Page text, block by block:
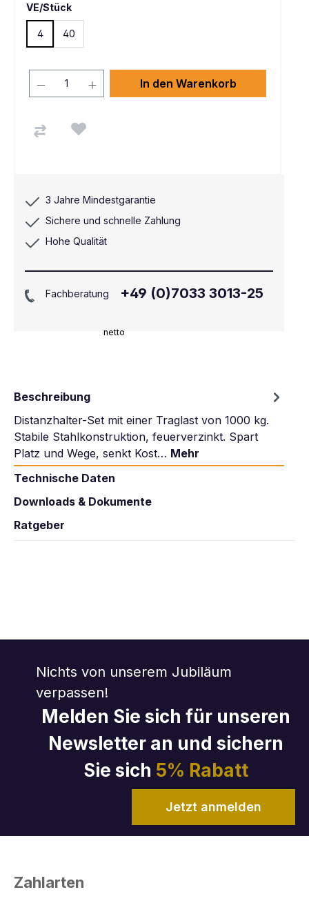
netto
VE/Stück
4 40
In den Warenkorb
3 Jahre Mindestgarantie
Sichere und schnelle Zahlung
Hohe Qualität
Fachberatung +49 (0)7033 3013-25
Beschreibung
Distanzhalter-Set mit einer Traglast von 1000 kg.
Stabile Stahlkonstruktion, feuerverzinkt. Spart
Platz und Wege, senkt Kost… Mehr
Technische Daten
Downloads & Dokumente
Ratgeber
Nichts von unserem Jubiläum
verpassen!
Melden Sie sich für unseren
Newsletter an und sichern
Sie sich 5% Rabatt
Jetzt anmelden
Zahlarten